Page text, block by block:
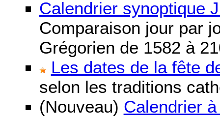
Calendrier synoptique
Comparaison jour par
Grégorien de 1582 à
Les dates de la fête
selon les traditions
(Nouveau) Calendrier